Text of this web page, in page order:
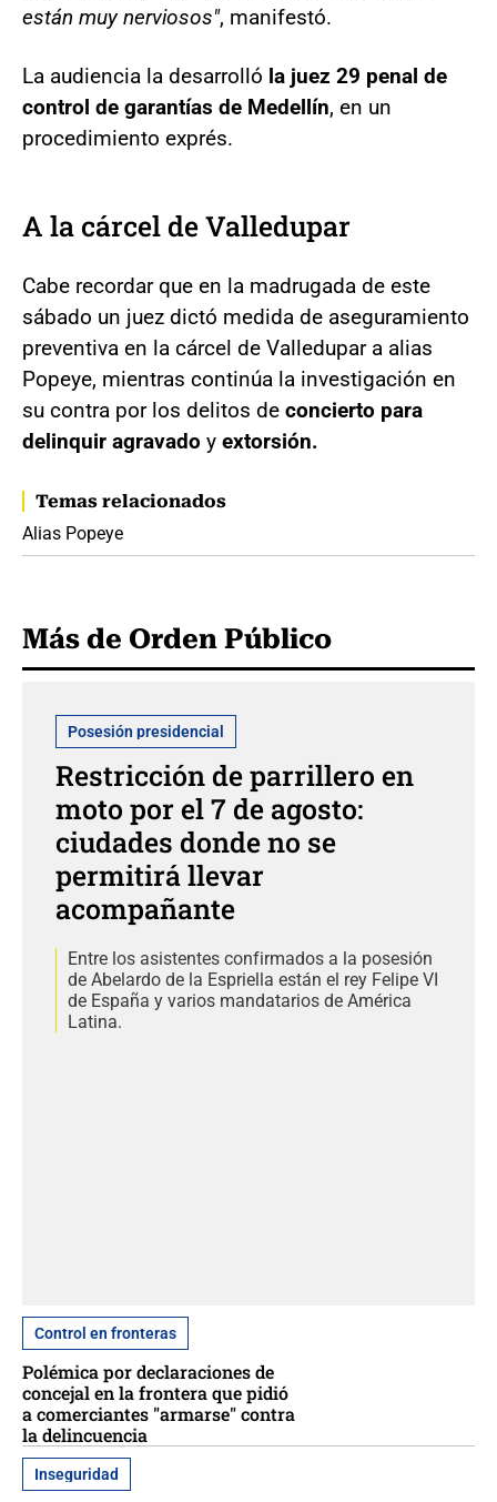
están muy nerviosos", manifestó.
La audiencia la desarrolló la juez 29 penal de
control de garantías de Medellín, en un
procedimiento exprés.
A la cárcel de Valledupar
Cabe recordar que en la madrugada de este
sábado un juez dictó medida de aseguramiento
preventiva en la cárcel de Valledupar a alias
Popeye, mientras continúa la investigación en
su contra por los delitos de concierto para
delinquir agravado y extorsión.
Temas relacionados
Alias Popeye
Más de Orden Público
Posesión presidencial
Restricción de parrillero en
moto por el 7 de agosto:
ciudades donde no se
permitirá llevar
acompañante
Entre los asistentes confirmados a la posesión
de Abelardo de la Espriella están el rey Felipe VI
de España y varios mandatarios de América
Latina.
Control en fronteras
Polémica por declaraciones de
concejal en la frontera que pidió
a comerciantes "armarse" contra
la delincuencia
Inseguridad